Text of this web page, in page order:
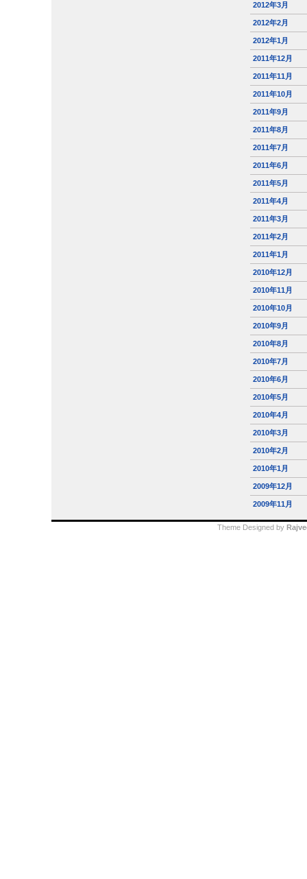
2012年3月
2012年2月
2012年1月
2011年12月
2011年11月
2011年10月
2011年9月
2011年8月
2011年7月
2011年6月
2011年5月
2011年4月
2011年3月
2011年2月
2011年1月
2010年12月
2010年11月
2010年10月
2010年9月
2010年8月
2010年7月
2010年6月
2010年5月
2010年4月
2010年3月
2010年2月
2010年1月
2009年12月
2009年11月
Theme Designed by